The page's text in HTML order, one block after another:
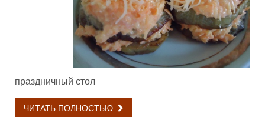
праздничный стол
ЧИТАТЬ ПОЛНОСТЬЮ